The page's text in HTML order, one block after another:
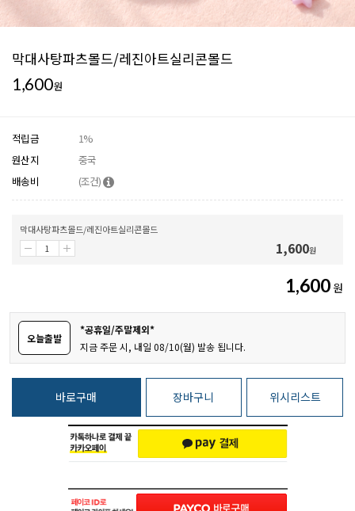
막대사탕파츠몰드/레진아트실리콘몰드
1,600원
적립금
1%
원산지
중국
배송비
(조건)
막대사탕파츠몰드/레진아트실리콘몰드
1,600원
1,600 원
오늘출발
*공휴일/주말제외*
지금 주문 시, 내일 08/10(월) 발송 됩니다.
바로구매 장바구니 위시리스트